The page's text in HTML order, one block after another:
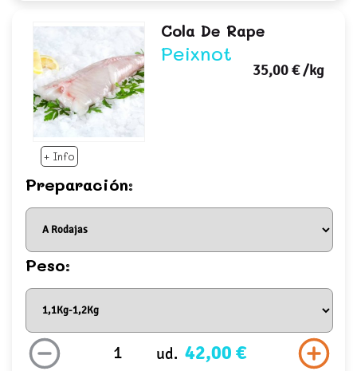
+ Info
Cola De Rape
Peixnot
35,00 €/kg
Preparación:
Peso:
ud. 42,00 €